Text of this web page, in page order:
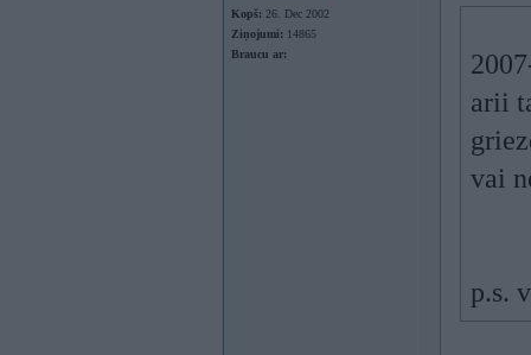
Kopš: 26. Dec 2002
Ziņojumi: 14865
Braucu ar:
arii
vai
p.s.